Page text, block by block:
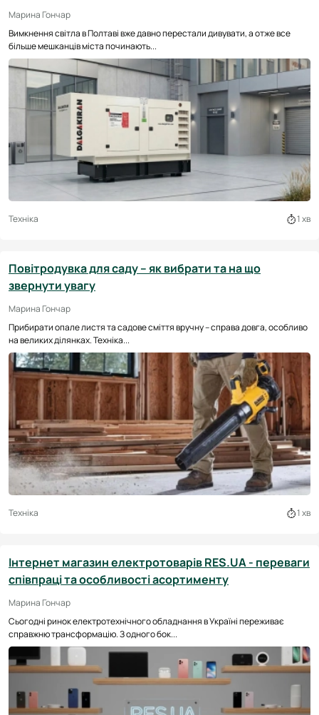
Марина Гончар
Вимкнення світла в Полтаві вже давно перестали дивувати, а отже все
більше мешканців міста починають...
Техніка 1 хв
Повітродувка для саду – як вибрати та на що
звернути увагу
Марина Гончар
Прибирати опале листя та садове сміття вручну – справа довга, особливо
на великих ділянках. Техніка...
Техніка 1 хв
Інтернет магазин електротоварів RES.UA - переваги
співпраці та особливості асортименту
Марина Гончар
Сьогодні ринок електротехнічного обладнання в Україні переживає
справжню трансформацію. З одного бок...